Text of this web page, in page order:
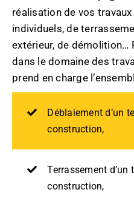
réalisation de vos
individuels, de
extérieur, de démolition…
dans le domaine des
prend en charge
Déblaiement d’un
construction,
Terrassement d’un
construction,